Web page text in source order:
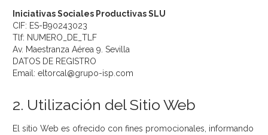
Iniciativas Sociales Productivas SLU
CIF: ES-B90243023
Tlf: NUMERO_DE_TLF
Av. Maestranza Aérea 9. Sevilla
DATOS DE REGISTRO
Email: eltorcal@grupo-isp.com
2. Utilización del Sitio Web
El sitio Web es ofrecido con fines promocionales, informando